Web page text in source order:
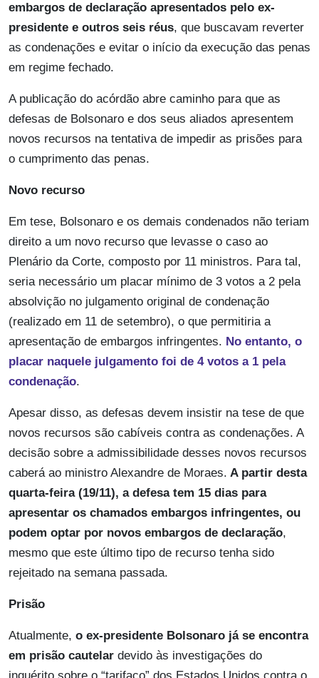
embargos de declaração apresentados pelo ex-
presidente e outros seis réus, que buscavam reverter
as condenações e evitar o início da execução das penas
em regime fechado.
A publicação do acórdão abre caminho para que as
defesas de Bolsonaro e dos seus aliados apresentem
novos recursos na tentativa de impedir as prisões para
o cumprimento das penas.
Novo recurso
Em tese, Bolsonaro e os demais condenados não teriam
direito a um novo recurso que levasse o caso ao
Plenário da Corte, composto por 11 ministros. Para tal,
seria necessário um placar mínimo de 3 votos a 2 pela
absolvição no julgamento original de condenação
(realizado em 11 de setembro), o que permitiria a
apresentação de embargos infringentes. No entanto, o
placar naquele julgamento foi de 4 votos a 1 pela
condenação.
Apesar disso, as defesas devem insistir na tese de que
novos recursos são cabíveis contra as condenações. A
decisão sobre a admissibilidade desses novos recursos
caberá ao ministro Alexandre de Moraes. A partir desta
quarta-feira (19/11), a defesa tem 15 dias para
apresentar os chamados embargos infringentes, ou
podem optar por novos embargos de declaração,
mesmo que este último tipo de recurso tenha sido
rejeitado na semana passada.
Prisão
Atualmente, o ex-presidente Bolsonaro já se encontra
em prisão cautelar devido às investigações do